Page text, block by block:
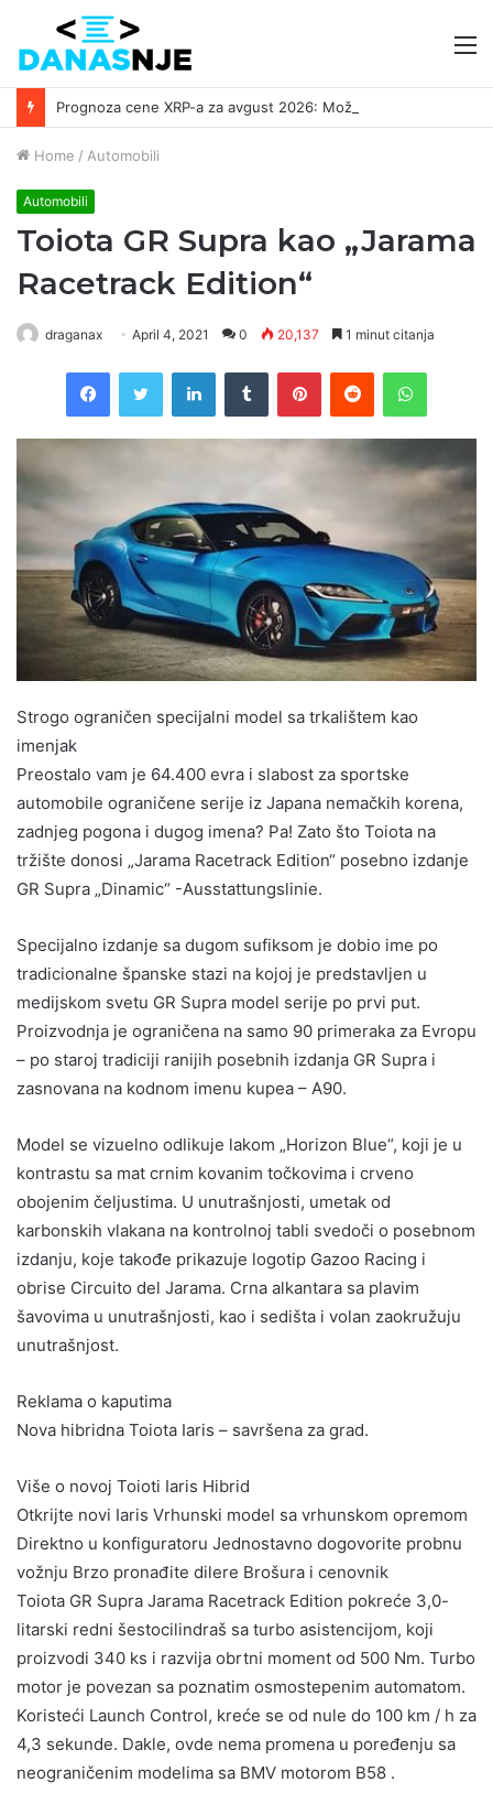
Home / Automobili
Automobili
Toiota GR Supra kao „Jarama
Racetrack Edition“
draganax April 4, 2021 0 20,137 1 minut citanja
FacebookTwitter LinkedInTumblr PinterestReddit
Strogo ograničen specijalni model sa trkalištem kao
imenjak
Preostalo vam je 64.400 evra i slabost za sportske
automobile ograničene serije iz Japana nemačkih korena,
zadnjeg pogona i dugog imena? Pa! Zato što Toiota na
tržište donosi „Jarama Racetrack Edition“ posebno izdanje
GR Supra „Dinamic“ -Ausstattungslinie.
Specijalno izdanje sa dugom sufiksom je dobio ime po
tradicionalne španske stazi na kojoj je predstavljen u
medijskom svetu GR Supra model serije po prvi put.
Proizvodnja je ograničena na samo 90 primeraka za Evropu
– po staroj tradiciji ranijih posebnih izdanja GR Supra i
zasnovana na kodnom imenu kupea – A90.
Model se vizuelno odlikuje lakom „Horizon Blue“, koji je u
kontrastu sa mat crnim kovanim točkovima i crveno
obojenim čeljustima. U unutrašnjosti, umetak od
karbonskih vlakana na kontrolnoj tabli svedoči o posebnom
izdanju, koje takođe prikazuje logotip Gazoo Racing i
obrise Circuito del Jarama. Crna alkantara sa plavim
šavovima u unutrašnjosti, kao i sedišta i volan zaokružuju
unutrašnjost.
Reklama o kaputima
Nova hibridna Toiota Iaris – savršena za grad.
Više o novoj Toioti Iaris Hibrid
Otkrijte novi Iaris Vrhunski model sa vrhunskom opremom
Direktno u konfiguratoru Jednostavno dogovorite probnu
vožnju Brzo pronađite dilere Brošura i cenovnik
Toiota GR Supra Jarama Racetrack Edition pokreće 3,0-
litarski redni šestocilindraš sa turbo asistencijom, koji
proizvodi 340 ks i razvija obrtni moment od 500 Nm. Turbo
motor je povezan sa poznatim osmostepenim automatom.
Koristeći Launch Control, kreće se od nule do 100 km / h za
4,3 sekunde. Dakle, ovde nema promena u poređenju sa
neograničenim modelima sa BMV motorom B58 .